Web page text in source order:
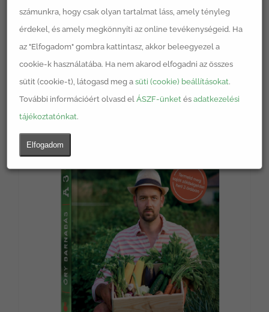
számunkra, hogy csak olyan tartalmat láss, amely tényleg
érdekel, és amely megkönnyíti az online tevékenységeid. Ha
az "Elfogadom" gombra kattintasz, akkor beleegyezel a
cookie-k használatába. Ha nem akarod elfogadni az összes
sütit (cookie-t), látogasd meg asüti (cookie) beállításokat.
További információért olvasd elÁSZF-ünket ésadatkezelési
tájékoztatónkat.
Elfogadom
Nincs készleten